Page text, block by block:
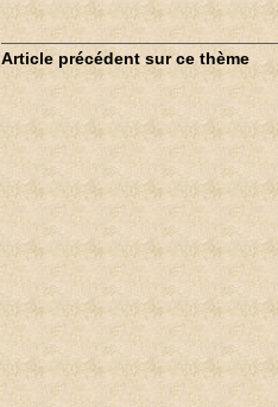
Article précédent sur ce thème